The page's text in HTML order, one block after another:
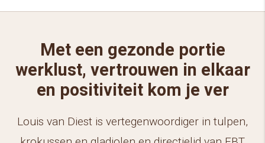
Met een gezonde portie
werklust, vertrouwen in elkaar
en positiviteit kom je ver
Louis van Diest is vertegenwoordiger in tulpen,